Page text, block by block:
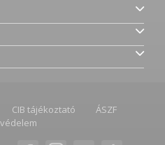
CIB tájékoztató
ÁSZF